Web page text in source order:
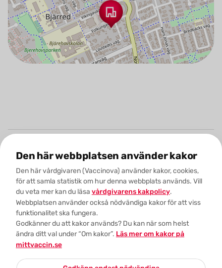
(Öppnas i nytt fönster)
MittVaccins personuppgiftspolicy
Om kakor
Den här webbplatsen använder kakor
Den här vårdgivaren (Vaccinova) använder kakor, cookies,
för att samla statistik om hur denna webbplats används. Vill
du veta mer kan du läsa vårdgivarens kakpolicy.
Webbplatsen använder också nödvändiga kakor för att viss
funktionalitet ska fungera.
Godkänner du att kakor används? Du kan när som helst
ändra ditt val under “Om kakor”. Läs mer om kakor på
mittvaccin.se